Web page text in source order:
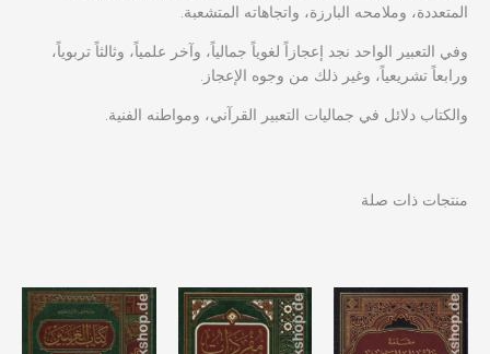
المتعددة، وملامحه البارزة، واتجاهاته المتشعبة.
وفي التعبير الواحد نجد إعجازاً لغوياً جمالياً، وآخر علمياً، وثالثاً تربوياً،
ورابعاً تشريعياً، وغير ذلك من وجوه الإعجاز.
والكتاب دلائل في جماليات التعبير القرآني، ومواطنه الفنية.
منتجات ذات صلة